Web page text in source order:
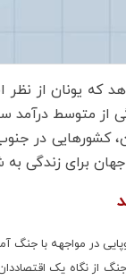
از متوسط درآمد
برای زندگی به
در مواجهه با جنگ
از نگاه یک